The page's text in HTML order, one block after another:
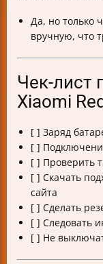
Да, но только
вручную, что
Чек-лист
Xiaomi
[ ] Заряд
[ ]
[ ] Проверить
[ ] Скачать
сайта
[ ] Сделать
[ ] Следовать
[ ] Не